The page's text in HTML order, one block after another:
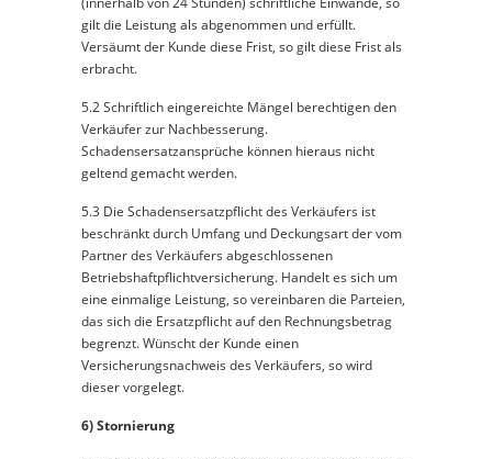
gilt die Leistung als abgenommen und erfüllt.
Versäumt der Kunde diese Frist, so gilt diese Frist als
erbracht.
5.2 Schriftlich eingereichte Mängel berechtigen den
Verkäufer zur Nachbesserung.
Schadensersatzansprüche können hieraus nicht
geltend gemacht werden.
5.3 Die Schadensersatzpflicht des Verkäufers ist
beschränkt durch Umfang und Deckungsart der vom
Partner des Verkäufers abgeschlossenen
Betriebshaftpflichtversicherung. Handelt es sich um
eine einmalige Leistung, so vereinbaren die Parteien,
das sich die Ersatzpflicht auf den Rechnungsbetrag
begrenzt. Wünscht der Kunde einen
Versicherungsnachweis des Verkäufers, so wird
dieser vorgelegt.
6) Stornierung